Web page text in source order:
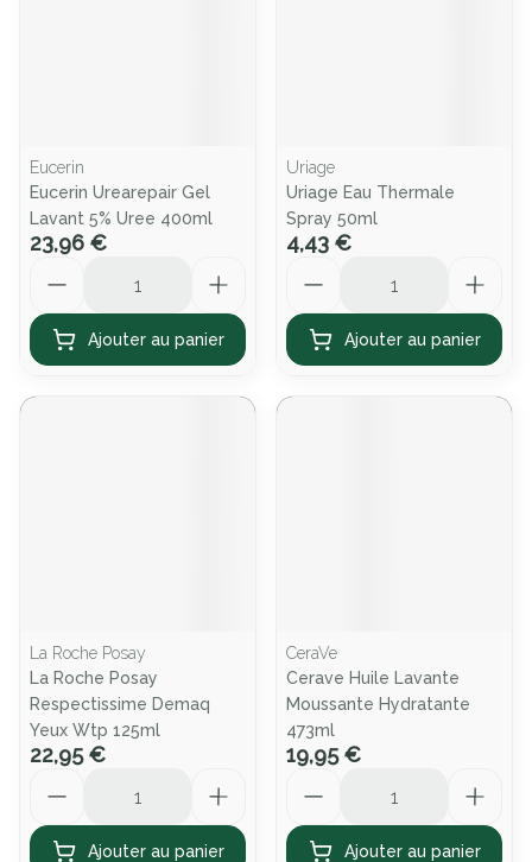
Eucerin
Eucerin Urearepair Gel
Lavant 5% Uree 400ml
23,96 €
Ajouter au panier
Uriage
Uriage Eau Thermale
Spray 50ml
4,43 €
Ajouter au panier
La Roche Posay
La Roche Posay
Respectissime Demaq
Yeux Wtp 125ml
22,95 €
Ajouter au panier
CeraVe
Cerave Huile Lavante
Moussante Hydratante
473ml
19,95 €
Ajouter au panier